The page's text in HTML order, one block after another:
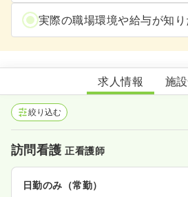
実際の職場環境や給与が知
此花区医師会訪問看護ス
求人情報 施
絞り込む
訪問看護正看護師
日勤のみ（常勤）